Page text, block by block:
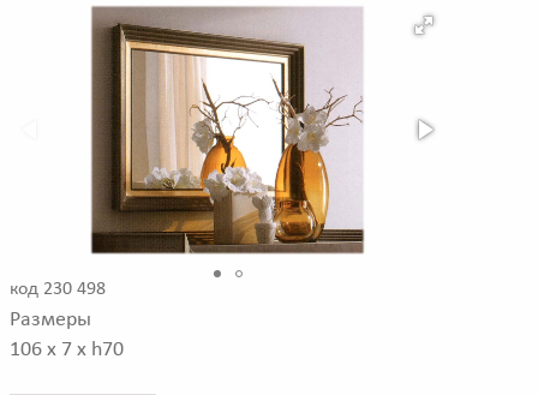
код 230 498
Размеры
106 x 7 x h70